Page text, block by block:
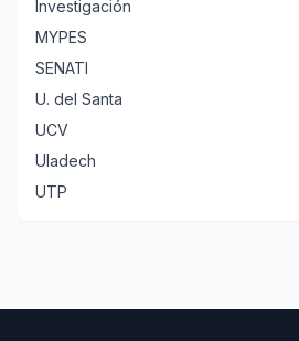
Investigación
MYPES
SENATI
U. del Santa
UCV
Uladech
UTP